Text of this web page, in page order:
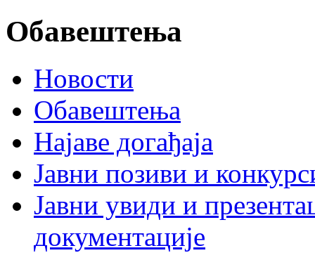
Обавештења
Новости
Обавештења
Најаве догађаја
Јавни позиви и
Јавни увиди и
документације